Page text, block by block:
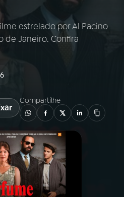
AO VIVO
estrelado por Al Pacino
de Janeiro. Confira
Compartilhe